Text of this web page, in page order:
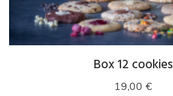
Box 12 cookies
19,00 €